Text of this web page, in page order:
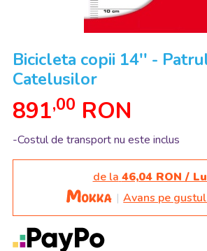
Bicicleta copii 14'' -
Catelusilor
891,00 RON
-Costul de transport nu este inclus
de la46,04 RON /
Avans pe